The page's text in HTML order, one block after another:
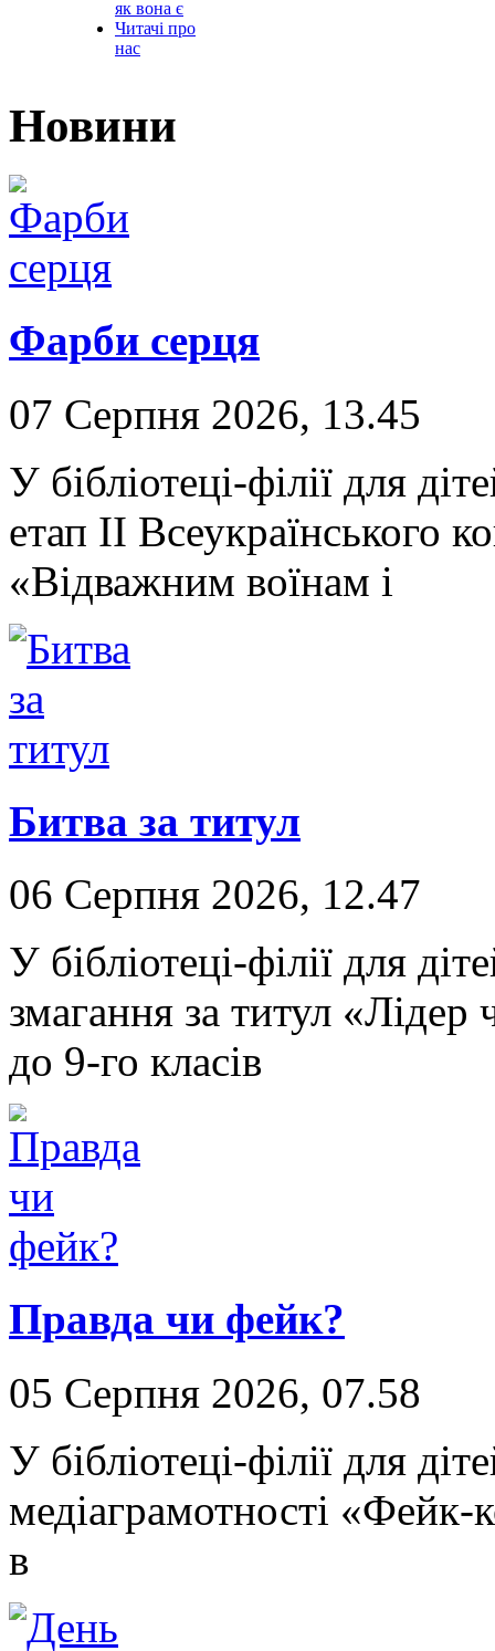
як вона є
Читачі про
нас
Новини
Фарби серця
07 Серпня 2026, 13.45
У бібліотеці-філії для
етап II Всеукраїнського
«Відважним воїнам і
Битва за титул
06 Серпня 2026, 12.47
У бібліотеці-філії для
змагання за титул «Лідер
до 9-го класів
Правда чи фейк?
05 Серпня 2026, 07.58
У бібліотеці-філії для
медіаграмотності «Фейк-
в